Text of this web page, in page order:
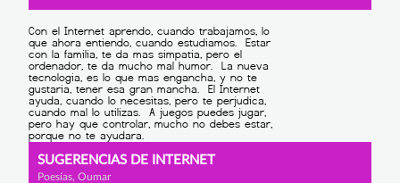
SUGERENCIAS DE INTERNET
Poesías, Oumar